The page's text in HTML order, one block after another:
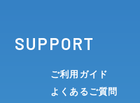
SUPPORT
ご利用ガイド
よくあるご質問